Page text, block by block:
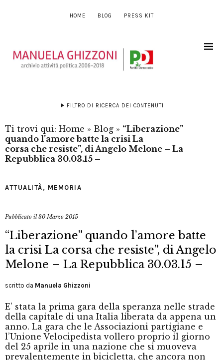
HOME BLOG PRESS KIT
FILTRO DI RICERCA DEI CONTENUTI
Ti trovi qui: Home » Blog » “Liberazione”
quando l’amore batte la crisi La
corsa che resiste”, di Angelo Melone – La
Repubblica 30.03.15 –
ATTUALITÀ , MEMORIA
Pubblicato il30 Marzo 2015
“Liberazione” quando l’amore batte
la crisi La corsa che resiste”, di Angelo
Melone – La Repubblica 30.03.15 –
scritto da Manuela Ghizzoni
E’ stata la prima gara della speranza nelle strade
della capitale di una Italia liberata da appena un
anno. La gara che le Associazioni partigiane e
l’Unione Velocipedista vollero proprio il giorno
del 25 aprile in una nazione che si muoveva
prevalentemente in bicicletta, che ancora non